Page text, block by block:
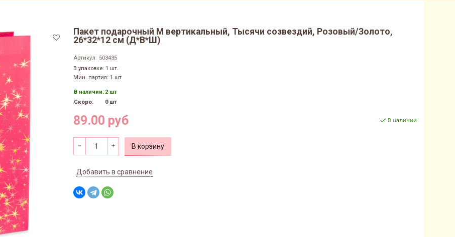
Пакет подарочный M вертикальный, Тысячи созвездий, Розовый/Золото,
26*32*12 см (Д*В*Ш)
Артикул: 503435
В упаковке: 1 шт.
Мин. партия: 1 шт
В наличии: 2 шт
Скоро:
0 шт
89.00 руб В наличии
В корзину
Добавить в сравнение